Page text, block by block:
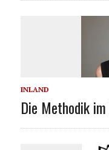
INLAND
Die Methodik